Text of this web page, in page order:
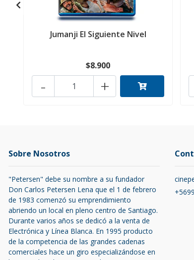
Jumanji El Siguiente Nivel
$8.900
+
-
Sobre Nosotros
"Petersen" debe su nombre a su fundador
Don Carlos Petersen Lena que el 1 de febrero
de 1983 comenzó su emprendimiento
abriendo un local en pleno centro de Santiago.
Durante varios años se dedicó a la venta de
Electrónica y Línea Blanca. En 1995 producto
de la competencia de las grandes cadenas
comerciales hace un giro especializándose en